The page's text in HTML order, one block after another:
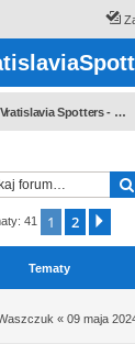
Vratislavia Spotters - Wroclawska grupa spotterska
41 1 2
Tematy
« 09 maja